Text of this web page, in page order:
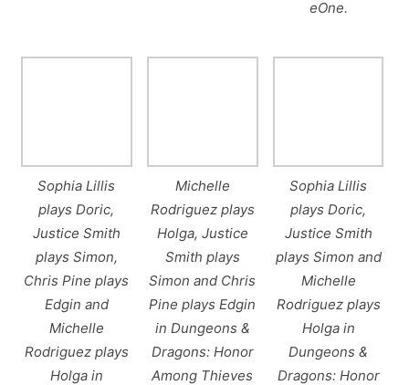
eOne.
Sophia Lillis
plays Doric,
Justice Smith
plays Simon,
Chris Pine plays
Edgin and
Michelle
Rodriguez plays
Holga in
Michelle
Rodriguez plays
Holga, Justice
Smith plays
Simon and Chris
Pine plays Edgin
in Dungeons &
Dragons: Honor
Among Thieves
Sophia Lillis
plays Doric,
Justice Smith
plays Simon and
Michelle
Rodriguez plays
Holga in
Dungeons &
Dragons: Honor